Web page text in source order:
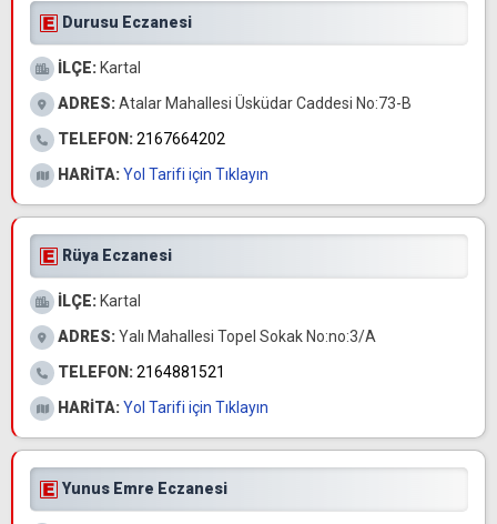
Durusu Eczanesi
İLÇE: Kartal
ADRES:Atalar Mahallesi Üsküdar Caddesi No:73-B
TELEFON:2167664202
HARİTA:Yol Tarifi için Tıklayın
Rüya Eczanesi
İLÇE: Kartal
ADRES:Yalı Mahallesi Topel Sokak No:no:3/A
TELEFON:2164881521
HARİTA:Yol Tarifi için Tıklayın
Yunus Emre Eczanesi